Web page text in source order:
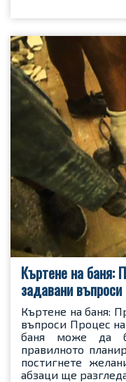
Къртене на баня:
задавани въпроси
Къртене на баня:
въпроси Процес
баня може да
правилното
постигнете
абзаци ще